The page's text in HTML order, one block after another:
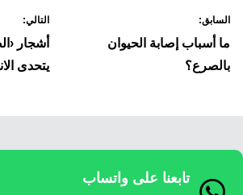
المقالات
السابق:
ما أسباب إصابة الحيوان
بالصرع؟
التالي:
أشجار
يتحدى
تابعنا على واتساب